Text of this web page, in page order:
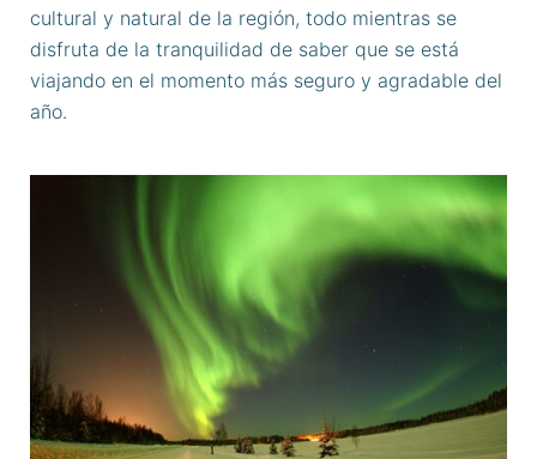
cultural y natural de la región, todo mientras se
disfruta de la tranquilidad de saber que se está
viajando en el momento más seguro y agradable del
año.